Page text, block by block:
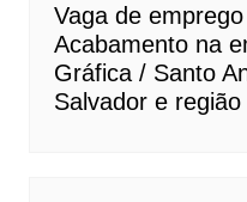
Vaga de
Acabamento na
Gráfica / Santo
Salvador e